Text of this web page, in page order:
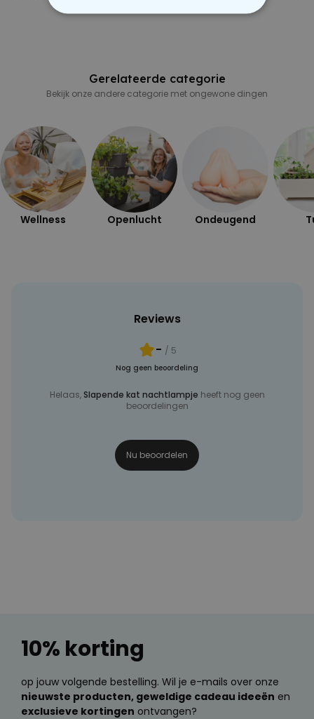
om de batterij te sparen.
Gerelateerde categorie
Bekijk onze andere categorie met ongewone dingen
Wellness Openlucht Ondeugend
Reviews
- / 5
Nog geen beoordeling
Helaas,Slapende kat nachtlampje heeft nog geen
beoordelingen
Nu beoordelen
10% korting
op jouw volgende bestelling. Wil je e-mails over onze
nieuwste producten, geweldige cadeau ideeën en
exclusieve kortingen ontvangen?
NOODZAKELIJK
MARKETING OVERIGE